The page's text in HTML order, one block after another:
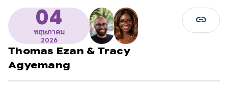
04
พฤษภาคม
2026
Thomas Ezan & Tracy
Agyemang
link